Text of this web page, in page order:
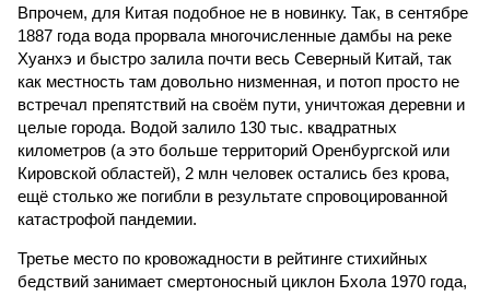
Впрочем, для Китая подобное не в новинку. Так, в сентябре
1887 года вода прорвала многочисленные дамбы на реке
Хуанхэ и быстро залила почти весь Северный Китай, так
как местность там довольно низменная, и потоп просто не
встречал препятствий на своём пути, уничтожая деревни и
целые города. Водой залило 130 тыс. квадратных
километров (а это больше территорий Оренбургской или
Кировской областей), 2 млн человек остались без крова,
ещё столько же погибли в результате спровоцированной
катастрофой пандемии.
Третье место по кровожадности в рейтинге стихийных
бедствий занимает смертоносный циклон Бхола 1970 года,